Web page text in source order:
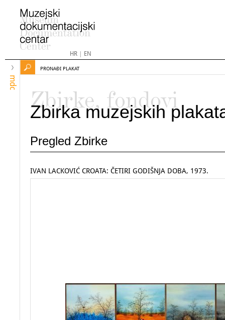
HR| EN
mdc
PRONAĐI PLAKAT
Zbirke, fondovi
Zbirka muzejskih
Pregled Zbirke
IVAN LACKOVIĆ CROATA: ČETIRI GODIŠNJA DOBA, 1973.